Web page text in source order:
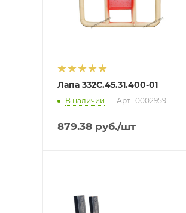
Лапа 332С.45.31.400-01
В наличии Арт.: 0002959
879.38 руб./шт